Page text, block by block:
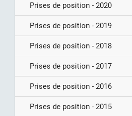
Prises de position - 2020
Prises de position - 2019
Prises de position - 2018
Prises de position - 2017
Prises de position - 2016
Prises de position - 2015